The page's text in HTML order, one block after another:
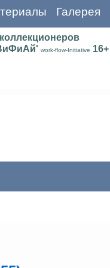
Галерея
work-flow-Initiative 16+